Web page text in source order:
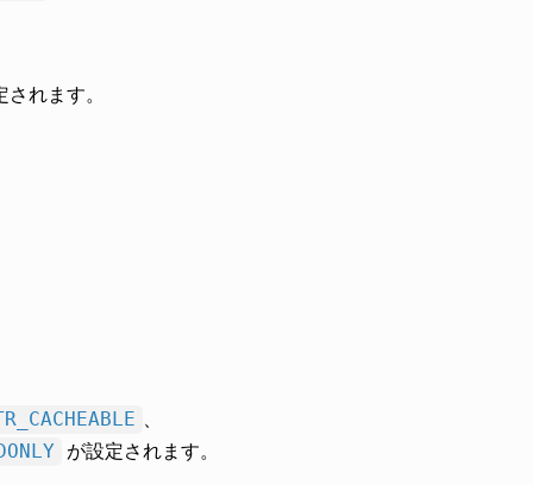
れます。
、
が設定されます。